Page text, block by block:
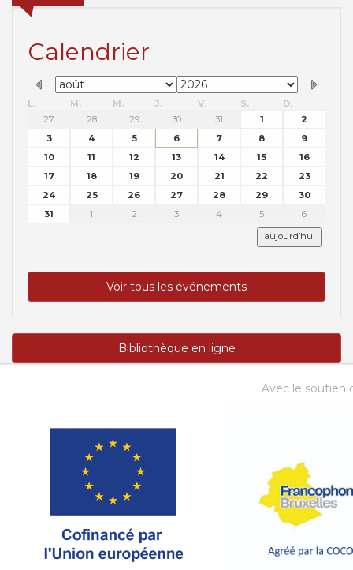
Calendrier
L. M. M. J. V. S.
D.
27
28 29 30 31 1
2
3
4 5 6 7 8
9
10
11 12 13 14 15
16
17
18 19 20 21 22
23
24
25 26 27 28 29
30
31
1 2 3 4 5 6
aujourd’hui
Voir tous les événements
Bibliothèque en ligne
Avec le soutien